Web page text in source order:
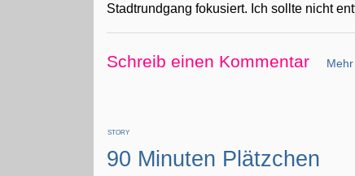
Stadtrundgang fokusiert. Ich sollte nicht
Schreib einen Kommentar Mehr
STORY
90 Minuten Plätzchen